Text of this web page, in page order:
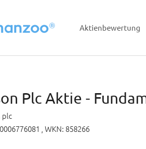
Aktienbewertung
Plc Aktie -
plc
, WKN: 858266